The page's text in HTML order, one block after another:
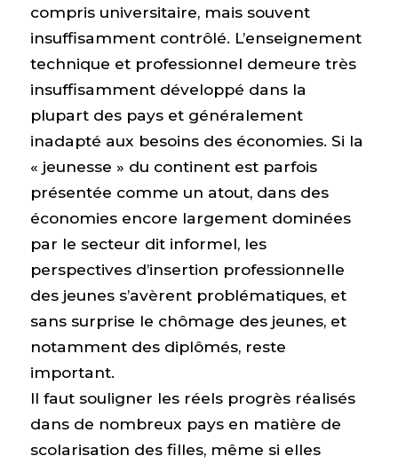
compris universitaire, mais souvent
insuffisamment contrôlé. L’enseignement
technique et professionnel demeure très
insuffisamment développé dans la
plupart des pays et généralement
inadapté aux besoins des économies. Si la
« jeunesse » du continent est parfois
présentée comme un atout, dans des
économies encore largement dominées
par le secteur dit informel, les
perspectives d’insertion professionnelle
des jeunes s’avèrent problématiques, et
sans surprise le chômage des jeunes, et
notamment des diplômés, reste
important.
Il faut souligner les réels progrès réalisés
dans de nombreux pays en matière de
scolarisation des filles, même si elles